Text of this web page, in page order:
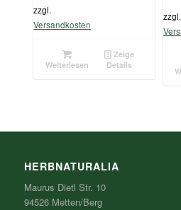
zzgl.
Versandkosten
Weiterlesen
Zeige
Details
zzgl.
HERBNATURALIA
Maurus Dietl Str. 10
94526 Metten/Berg